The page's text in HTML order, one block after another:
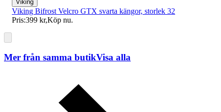
Viking
Viking Bifrost Velcro GTX svarta kängor, storlek 32
Pris:399 kr,Köp nu.
Mer från samma butikVisa alla